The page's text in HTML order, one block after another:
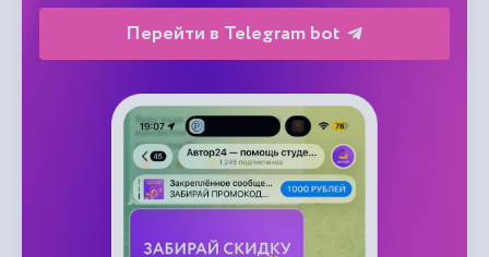
Перейти в Telegram bot